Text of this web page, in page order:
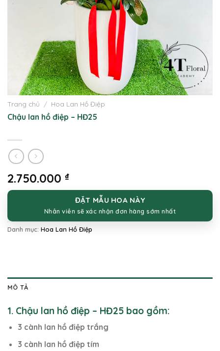
Trang chủ / Hoa Lan Hồ Điệp
Chậu lan hồ điệp – HĐ25
2.750.000 ₫
ĐẶT MẪU HOA NÀY
Nhân viên sẽ xác nhận đơn hàng sớm nhất
Danh mục: Hoa Lan Hồ Điệp
MÔ TẢ
1. Chậu lan hồ điệp – HĐ25 bao gồm:
3 cành lan hồ điệp trắng
3 cành lan hồ điệp tím